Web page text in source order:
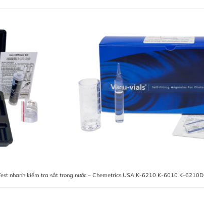
nhanh kiểm tra sắt trong nước – Chemetrics USA K-6210 K-6010 K-